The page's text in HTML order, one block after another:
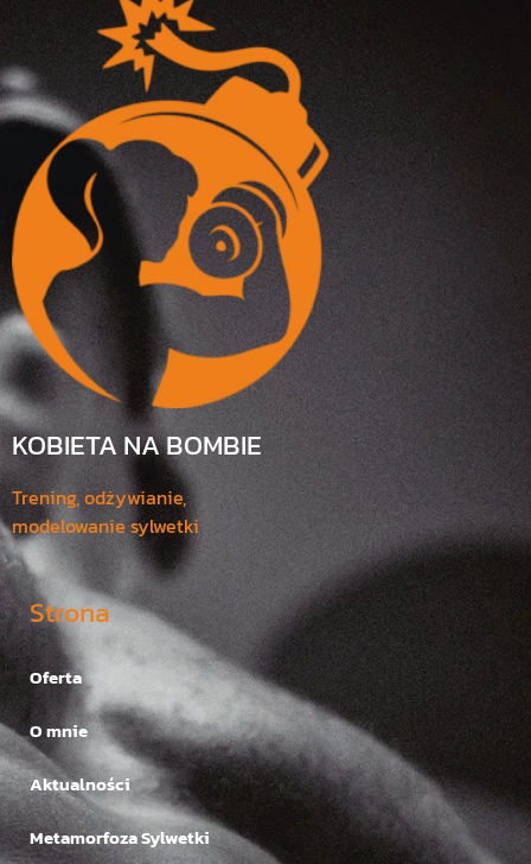
KOBIETA NA BOMBIE
Trening, odżywianie,
modelowanie sylwetki
Strona
Oferta
O mnie
Aktualności
Metamorfoza Sylwetki